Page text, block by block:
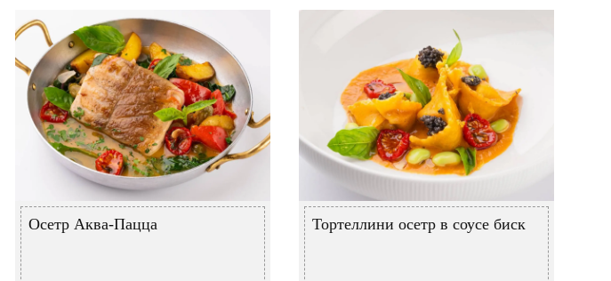
Осетр Аква-Пацца Тортеллини осетр в соусе биск